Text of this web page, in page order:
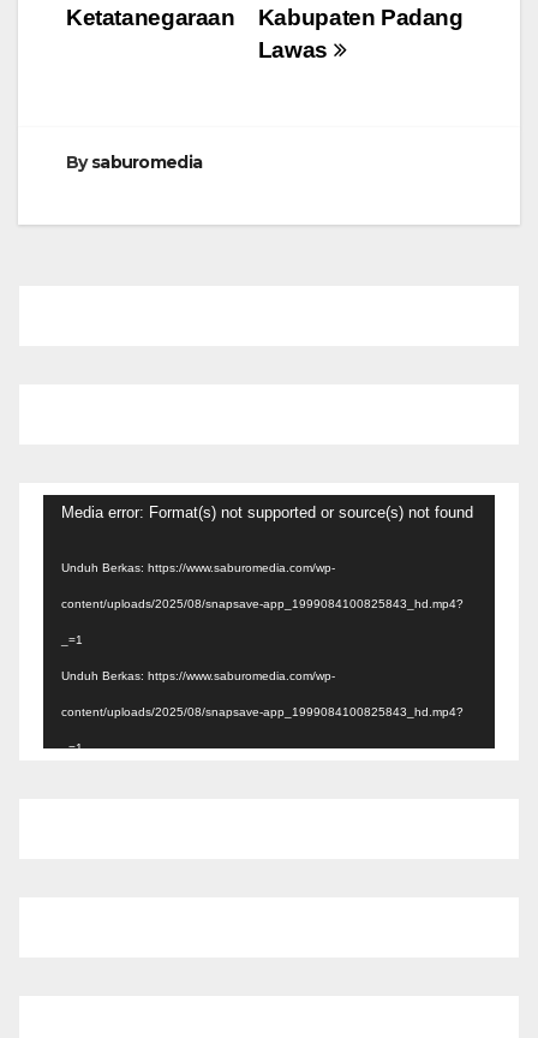
Kabupaten Padang
Lawas
Ketatanegaraan
Bysaburomedia
Pemutar
Media error: Format(s) not supported or source(s) not found
Unduh Berkas: https://www.saburomedia.com/wp-
content/uploads/2025/08/snapsave-app_1999084100825843_hd.mp4?
_=1
Unduh Berkas: https://www.saburomedia.com/wp-
content/uploads/2025/08/snapsave-app_1999084100825843_hd.mp4?
_=1